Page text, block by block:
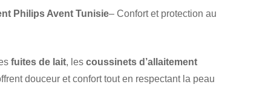
Philips Avent Tunisie– Confort et protection au
fuites de lait, les coussinets d’allaitement
douceur et confort tout en respectant la peau